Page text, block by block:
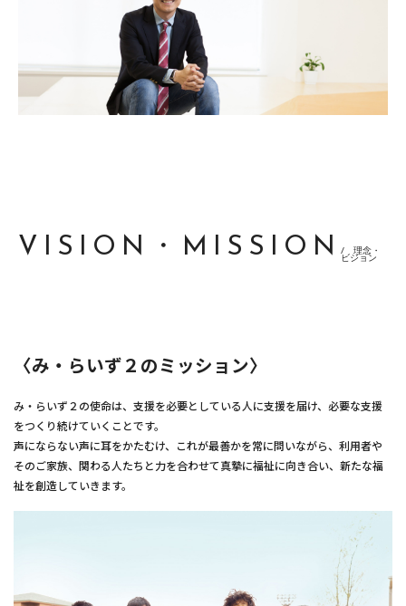
VISION・MISSION / 理念・
ビジョン
〈み・らいず２のミッション〉
み・らいず２の使命は、支援を必要としている人に支援を届け、必要な支援
をつくり続けていくことです。
声にならない声に耳をかたむけ、これが最善かを常に問いながら、利用者や
そのご家族、関わる人たちと力を合わせて真摯に福祉に向き合い、新たな福
祉を創造していきます。